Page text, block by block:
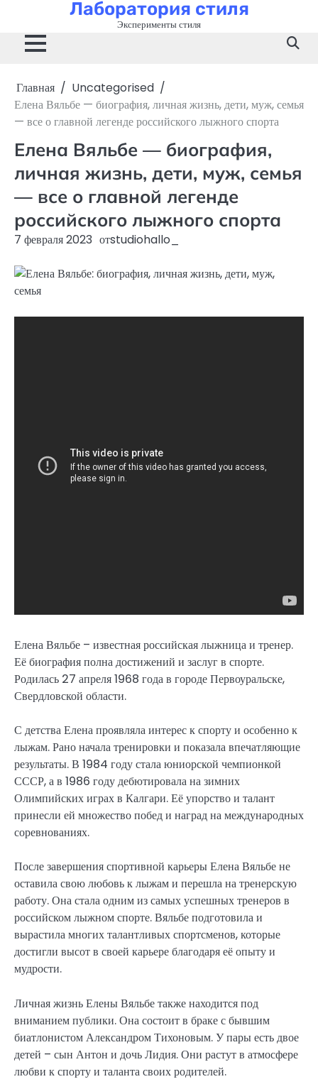
содержимому
Лаборатория стиля
Эксперименты стиля
Главная
Uncategorised
Елена Вяльбе — биография, личная жизнь, дети, муж, семья
— все о главной легенде российского лыжного спорта
Елена Вяльбе — биография,
личная жизнь, дети, муж, семья
— все о главной легенде
российского лыжного спорта
7 февраля 2023 отstudiohallo_
Елена Вяльбе – известная российская лыжница и тренер.
Её биография полна достижений и заслуг в спорте.
Родилась 27 апреля 1968 года в городе Первоуральске,
Свердловской области.
С детства Елена проявляла интерес к спорту и особенно к
лыжам. Рано начала тренировки и показала впечатляющие
результаты. В 1984 году стала юниорской чемпионкой
СССР, а в 1986 году дебютировала на зимних
Олимпийских играх в Калгари. Её упорство и талант
принесли ей множество побед и наград на международных
соревнованиях.
После завершения спортивной карьеры Елена Вяльбе не
оставила свою любовь к лыжам и перешла на тренерскую
работу. Она стала одним из самых успешных тренеров в
российском лыжном спорте. Вяльбе подготовила и
вырастила многих талантливых спортсменов, которые
достигли высот в своей карьере благодаря её опыту и
мудрости.
Личная жизнь Елены Вяльбе также находится под
вниманием публики. Она состоит в браке с бывшим
биатлонистом Александром Тихоновым. У пары есть двое
детей – сын Антон и дочь Лидия. Они растут в атмосфере
любви к спорту и таланта своих родителей.